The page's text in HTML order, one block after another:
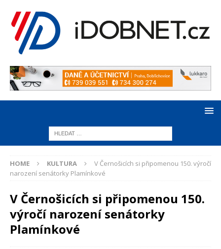
HOME KULTURA
V Černošicích si připomenou 150. výročí
narození senátorky Plamínkové
V Černošicích si připomenou 150.
výročí narození senátorky
Plamínkové